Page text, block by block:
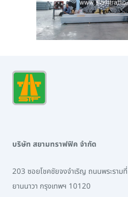
บริษัท สยามทราฟฟิค จำกัด
203 ซอยโชคชัยจงจำเริญ ถนนพระราม
ยานนาวา กรุงเทพฯ 10120